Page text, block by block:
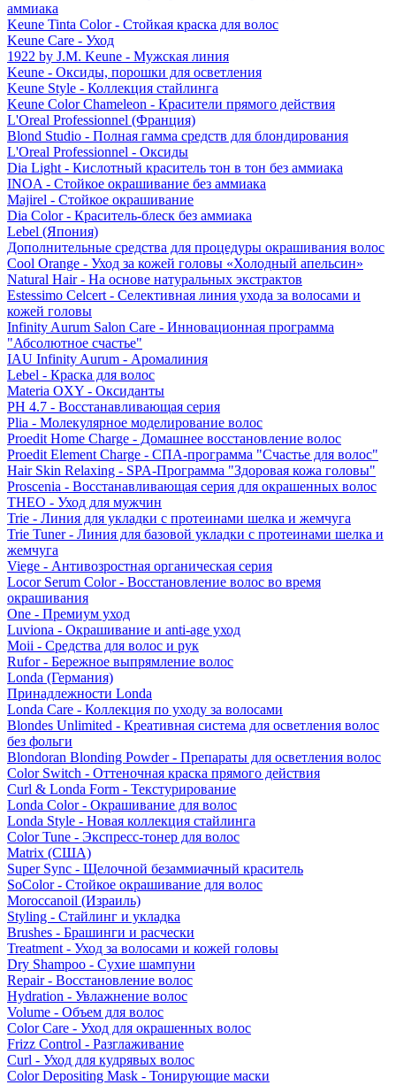
аммиака
Keune Tinta Color - Стойкая краска для волос
Keune Care - Уход
1922 by J.M. Keune - Мужская линия
Keune - Оксиды, порошки для осветления
Keune Style - Коллекция стайлинга
Keune Color Chameleon - Красители прямого действия
L'Oreal Professionnel (Франция)
Blond Studio - Полная гамма средств для блондирования
L'Oreal Professionnel - Оксиды
Dia Light - Кислотный краситель тон в тон без аммиака
INOA - Стойкое окрашивание без аммиака
Majirel - Стойкое окрашивание
Dia Color - Краситель-блеск без аммиака
Lebel (Япония)
Дополнительные средства для процедуры окрашивания волос
Cool Orange - Уход за кожей головы «Холодный апельсин»
Natural Hair - На основе натуральных экстрактов
Estessimo Celcert - Селективная линия ухода за волосами и
кожей головы
Infinity Aurum Salon Care - Инновационная программа
"Абсолютное счастье"
IAU Infinity Aurum - Аромалиния
Lebel - Краска для волос
Materia OXY - Оксиданты
PH 4.7 - Восстанавливающая серия
Plia - Молекулярное моделирование волос
Proedit Home Charge - Домашнее восстановление волос
Proedit Element Charge - СПА-программа "Счастье для волос"
Hair Skin Relaxing - SPA-Программа "Здоровая кожа головы"
Proscenia - Восстанавливающая серия для окрашенных волос
THEO - Уход для мужчин
Trie - Линия для укладки с протеинами шелка и жемчуга
Trie Tuner - Линия для базовой укладки с протеинами шелка и
жемчуга
Viege - Антивозростная органическая серия
Locor Serum Color - Восстановление волос во время
окрашивания
One - Премиум уход
Luviona - Окрашивание и anti-age уход
Moii - Средства для волос и рук
Rufor - Бережное выпрямление волос
Londa (Германия)
Принадлежности Londa
Londa Care - Коллекция по уходу за волосами
Blondes Unlimited - Креативная система для осветления волос
без фольги
Blondoran Blonding Powder - Препараты для осветления волос
Color Switch - Оттеночная краска прямого действия
Curl & Londa Form - Текстурирование
Londa Color - Окрашивание для волос
Londa Style - Новая коллекция стайлинга
Color Tune - Экспресс-тонер для волос
Matrix (США)
Super Sync - Щелочной безаммиачный краситель
SoColor - Стойкое окрашивание для волос
Moroccanoil (Израиль)
Styling - Стайлинг и укладка
Brushes - Брашинги и расчески
Treatment - Уход за волосами и кожей головы
Dry Shampoo - Сухие шампуни
Repair - Восстановление волос
Hydration - Увлажнение волос
Volume - Объем для волос
Color Care - Уход для окрашенных волос
Frizz Control - Разглаживание
Curl - Уход для кудрявых волос
Color Depositing Mask - Тонирующие маски